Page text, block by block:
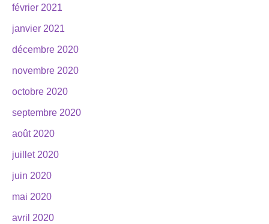
février 2021
janvier 2021
décembre 2020
novembre 2020
octobre 2020
septembre 2020
août 2020
juillet 2020
juin 2020
mai 2020
avril 2020